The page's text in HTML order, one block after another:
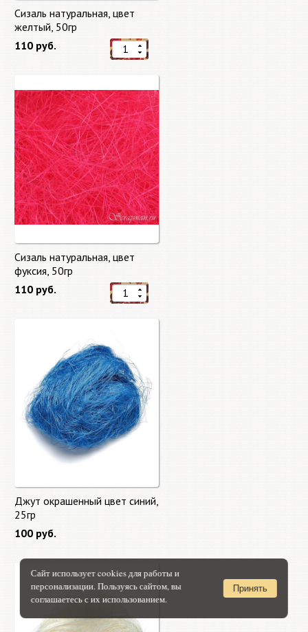
Сизаль натуральная, цвет
желтый, 50гр
110 руб.
Сизаль натуральная, цвет
фуксия, 50гр
110 руб.
Джут окрашенный цвет синий,
25гр
100 руб.
Сайт использует cookies для работы и
персонализации. Пользуясь сайтом, вы
соглашаетесь с их использованием.
Принять